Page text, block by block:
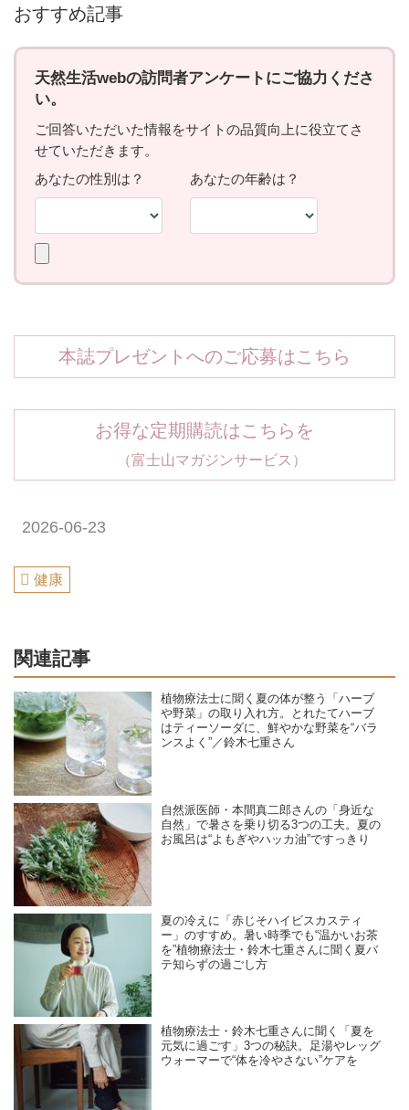
おすすめ記事
本誌プレゼントへのご応募はこちら
お得な定期購読はこちらを
（富士山マガジンサービス）
2026-06-23
健康
関連記事
植物療法士に聞く夏の体が整う「ハーブ
や野菜」の取り入れ方。とれたてハーブ
はティーソーダに、鮮やかな野菜を“バラ
ンスよく”／鈴木七重さん
自然派医師・本間真二郎さんの「身近な
自然」で暑さを乗り切る3つの工夫。夏の
お風呂は“よもぎやハッカ油”ですっきり
夏の冷えに「赤じそハイビスカスティ
ー」のすすめ。暑い時季でも“温かいお茶
を”植物療法士・鈴木七重さんに聞く夏バ
テ知らずの過ごし方
植物療法士・鈴木七重さんに聞く「夏を
元気に過ごす」3つの秘訣。足湯やレッグ
ウォーマーで“体を冷やさない”ケアを